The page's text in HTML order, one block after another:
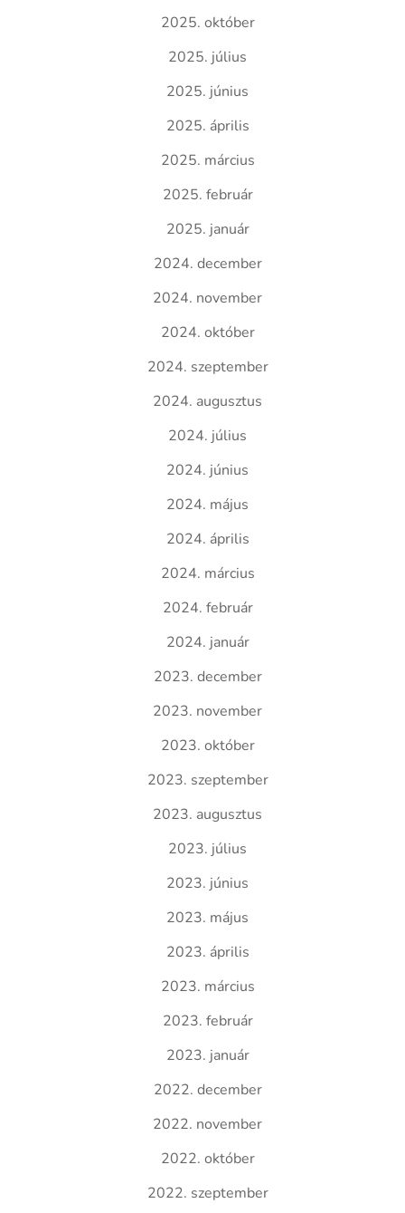
2025. október
2025. július
2025. június
2025. április
2025. március
2025. február
2025. január
2024. december
2024. november
2024. október
2024. szeptember
2024. augusztus
2024. július
2024. június
2024. május
2024. április
2024. március
2024. február
2024. január
2023. december
2023. november
2023. október
2023. szeptember
2023. augusztus
2023. július
2023. június
2023. május
2023. április
2023. március
2023. február
2023. január
2022. december
2022. november
2022. október
2022. szeptember